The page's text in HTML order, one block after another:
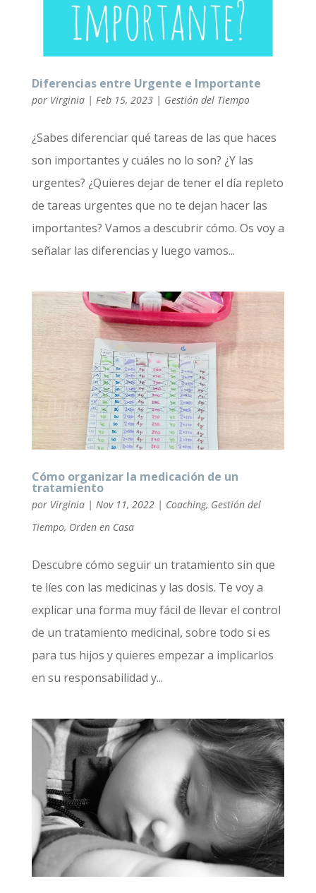
Diferencias entre Urgente e Importante
por Virginia| Feb 15, 2023| Gestión del Tiempo
¿Sabes diferenciar qué tareas de las que haces
son importantes y cuáles no lo son? ¿Y las
urgentes? ¿Quieres dejar de tener el día repleto
de tareas urgentes que no te dejan hacer las
importantes? Vamos a descubrir cómo. Os voy a
señalar las diferencias y luego vamos...
Cómo organizar la medicación de un
tratamiento
por Virginia| Nov 11, 2022| Coaching, Gestión del
Tiempo, Orden en Casa
Descubre cómo seguir un tratamiento sin que
te líes con las medicinas y las dosis. Te voy a
explicar una forma muy fácil de llevar el control
de un tratamiento medicinal, sobre todo si es
para tus hijos y quieres empezar a implicarlos
en su responsabilidad y...